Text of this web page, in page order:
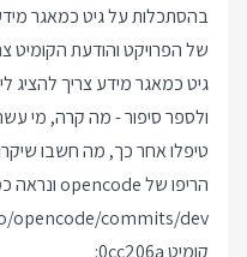
בהסתכלות על גיט כמאגר
של הפרויקט והודעת הקומיט
גיט כמאגר מידע צריך להציג
ולספר סיפור - מה קרה, מי
טיפלו אחר כך, מה חשבו
הריפו של opencode ונראה כמה קומיטים אחרונים משם:
commits/dev/